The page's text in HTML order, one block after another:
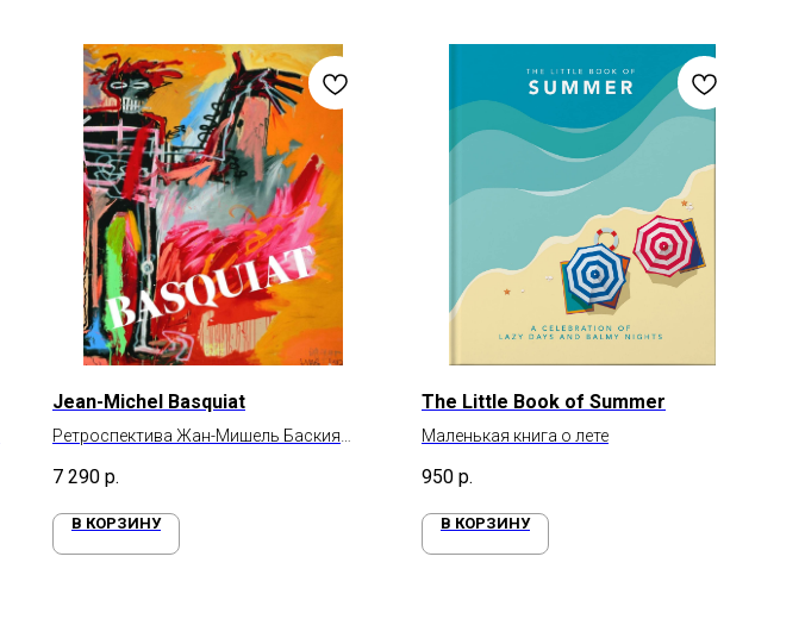
Jean-Michel Basquiat
Ретроспектива Жан-Мишель Баския
7 290 р.
В КОРЗИНУ
The Little Book of Summer
Маленькая книга о лете
950 р.
В КОРЗИНУ